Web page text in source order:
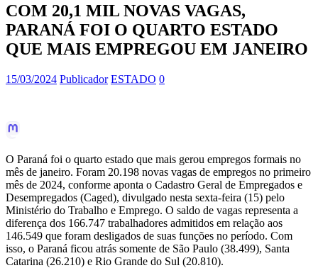
COM 20,1 MIL NOVAS VAGAS,
PARANÁ FOI O QUARTO ESTADO
QUE MAIS EMPREGOU EM JANEIRO
15/03/2024 Publicador ESTADO 0
O Paraná foi o quarto estado que mais gerou empregos formais no
mês de janeiro. Foram 20.198 novas vagas de empregos no primeiro
mês de 2024, conforme aponta o Cadastro Geral de Empregados e
Desempregados (Caged), divulgado nesta sexta-feira (15) pelo
Ministério do Trabalho e Emprego. O saldo de vagas representa a
diferença dos 166.747 trabalhadores admitidos em relação aos
146.549 que foram desligados de suas funções no período. Com
isso, o Paraná ficou atrás somente de São Paulo (38.499), Santa
Catarina (26.210) e Rio Grande do Sul (20.810).